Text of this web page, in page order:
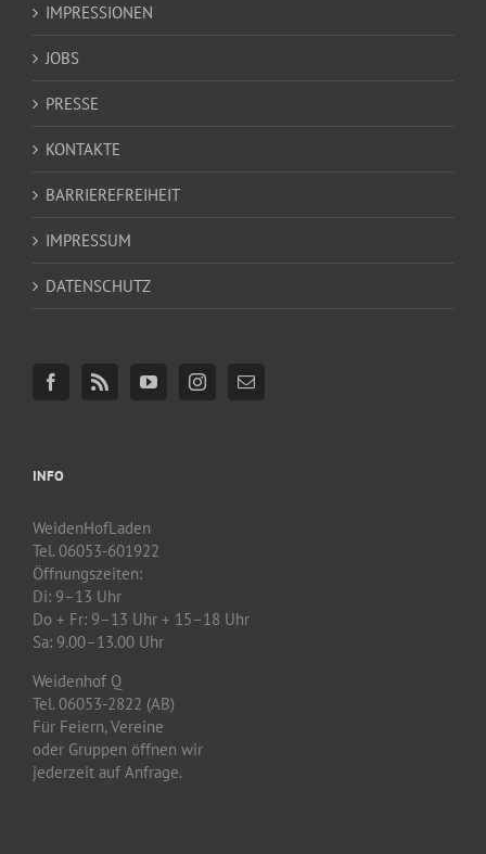
IMPRESSIONEN
JOBS
PRESSE
KONTAKTE
BARRIEREFREIHEIT
IMPRESSUM
DATENSCHUTZ
INFO
WeidenHofLaden
Tel. 06053-601922
Öffnungszeiten:
Di: 9–13 Uhr
Do + Fr: 9–13 Uhr + 15–18 Uhr
Sa: 9.00–13.00 Uhr
Weidenhof Q
Tel. 06053-2822 (AB)
Für Feiern, Vereine
oder Gruppen öffnen wir
jederzeit auf Anfrage.